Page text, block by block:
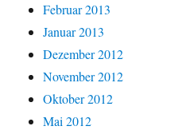
Februar 2013
Januar 2013
Dezember 2012
November 2012
Oktober 2012
Mai 2012